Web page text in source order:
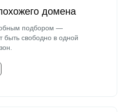
домена
подбором —
быть свободно в одной